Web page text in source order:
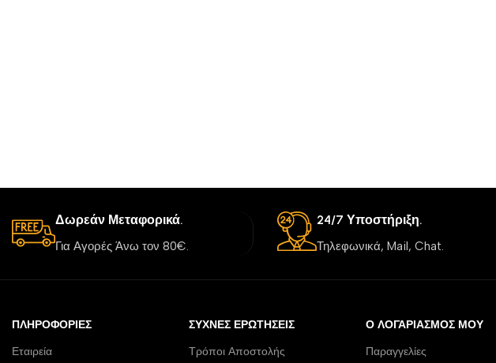
Δωρεάν Μεταφορικά.
Για Αγορές Άνω τον 80€.
24/7 Υποστήριξη.
Τηλεφωνικά, Mail, Chat.
ΠΛΗΡΟΦΟΡΊΕΣ
Εταιρεία
ΣΥΧΝΈΣ ΕΡΩΤΉΣΕΙΣ
Τρόποι Αποστολής
Ο ΛΟΓΑΡΙΑΣΜΌΣ ΜΟΥ
Παραγγελίες